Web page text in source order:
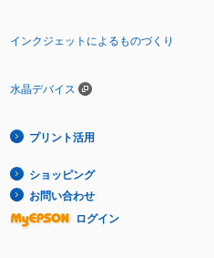
インクジェットによるものづくり
水晶デバイス
プリント活用
ショッピング
お問い合わせ
ログイン